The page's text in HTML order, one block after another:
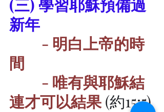
(三) 學習耶穌預備過
新年
- 明白上帝的時
間
- 唯有與耶穌結
連才可以結果 (約15:5)